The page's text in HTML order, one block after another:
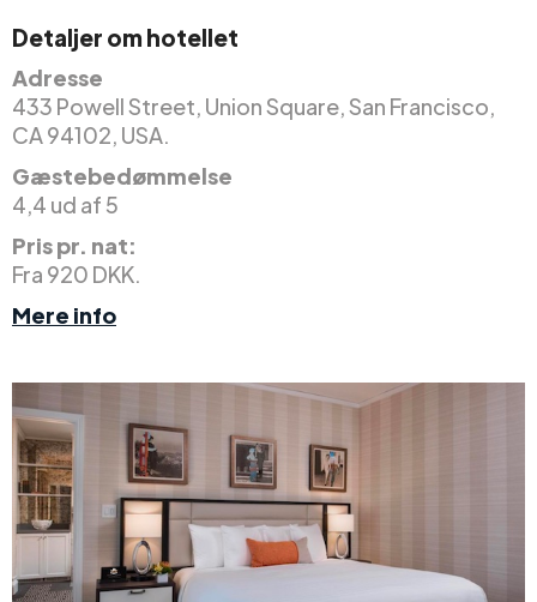
Detaljer om hotellet
Adresse
433 Powell Street, Union Square, San Francisco,
CA 94102, USA.
Gæstebedømmelse
4,4 ud af 5
Pris pr. nat:
Fra 920 DKK.
Mere info